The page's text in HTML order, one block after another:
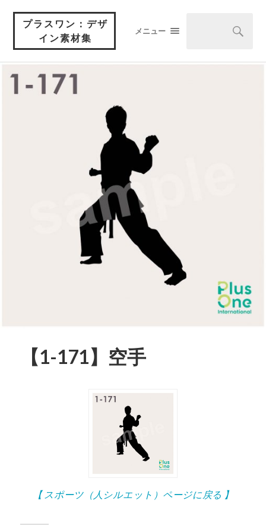
プラスワン：デザ
イン素材集
メニュー
【1-171】空手
【 スポーツ（人シルエット）ページに戻る 】